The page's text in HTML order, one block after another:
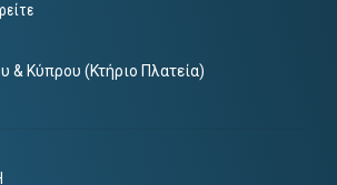
& Κύπρου (Κτήριο Πλατεία)